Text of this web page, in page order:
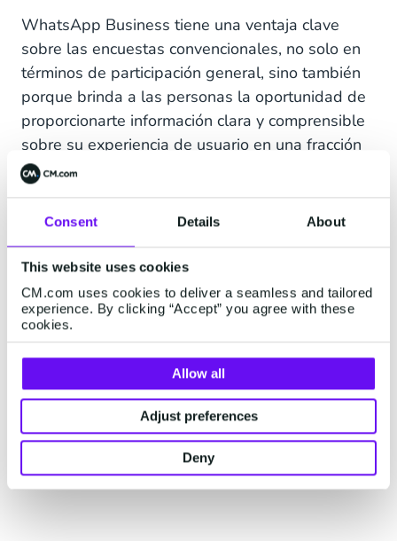
Consent Details About
This website uses cookies
CM.com uses cookies to deliver a seamless and tailored
experience. By clicking “Accept” you agree with these
cookies.
Allow all
Adjust preferences
Deny
WhatsApp Business tiene una ventaja clave
sobre las encuestas convencionales, no solo en
términos de participación general, sino también
porque brinda a las personas la oportunidad de
proporcionarte información clara y comprensible
sobre su experiencia de usuario en una fracción
del tiempo que les tomaría completar un
cuestionario tradicional en línea.
WhatsApp, tú como dueño de negocio puedes
enviar preguntas cortas y concisas que el cliente
puede responder fácilmente, sin que tengan que
responder correos electrónicos o hacer clic en
enlaces hacia sitios web externos. De esta
manera, las respuestas que recibes se
simplifican automáticamente en información
clave, liberándote de la tarea de revisar
encuestas extensas para intentar comprender lo
que tus clientes te están diciendo.